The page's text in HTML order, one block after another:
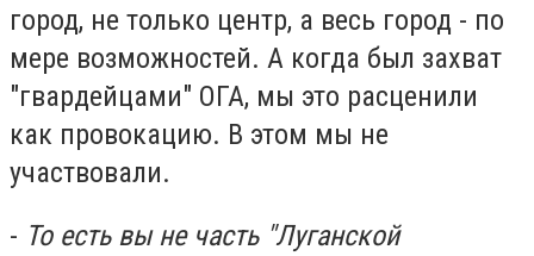
город, не только центр, а весь город - по
мере возможностей. А когда был захват
"гвардейцами" ОГА, мы это расценили
как провокацию. В этом мы не
участвовали.
- То есть вы не часть "Луганской